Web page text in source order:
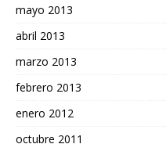
mayo 2013
abril 2013
marzo 2013
febrero 2013
enero 2012
octubre 2011